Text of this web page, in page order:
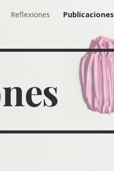
navigation
Reflexiones Publicaciones